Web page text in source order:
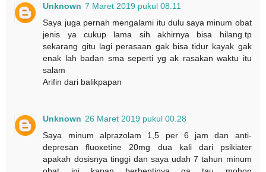
Unknown 7 Maret 2019 pukul 08.11
Saya juga pernah mengalami itu dulu saya minum obat
jenis ya cukup lama sih akhirnya bisa hilang.tp
sekarang gitu lagi perasaan gak bisa tidur kayak gak
enak lah badan sma seperti yg ak rasakan waktu itu
salam
Arifin dari balikpapan
Unknown 26 Maret 2019 pukul 00.28
Saya minum alprazolam 1,5 per 6 jam dan anti-
depresan fluoxetine 20mg dua kali dari psikiater
apakah dosisnya tinggi dan saya udah 7 tahun minum